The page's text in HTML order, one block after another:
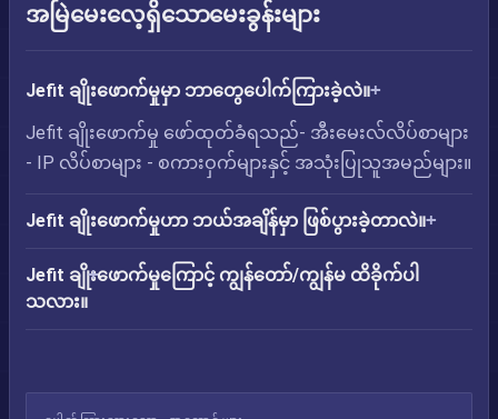
အမြဲမေးလေ့ရှိသောမေးခွန်းများ
Jefit ချိုးဖောက်မှုမှာ ဘာတွေပေါက်ကြားခဲ့လဲ။
Jefit ချိုးဖောက်မှု ဖော်ထုတ်ခံရသည်- အီးမေးလ်လိပ်စာများ
- IP လိပ်စာများ - စကားဝှက်များနှင့် အသုံးပြုသူအမည်များ။
Jefit ချိုးဖောက်မှုဟာ ဘယ်အချိန်မှာ ဖြစ်ပွားခဲ့တာလဲ။
Jefit ချိုးဖောက်မှုကြောင့် ကျွန်တော်/ကျွန်မ ထိခိုက်ပါ
သလား။